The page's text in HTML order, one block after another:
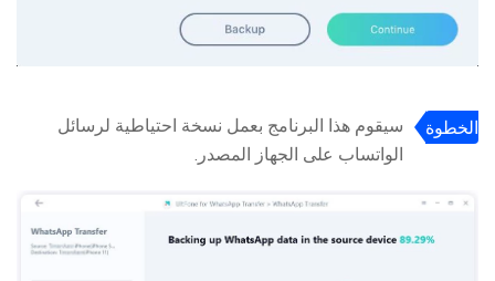
الخطوة
سيقوم هذا البرنامج بعمل نسخة احتياطية لرسائل
الواتساب على الجهاز المصدر.